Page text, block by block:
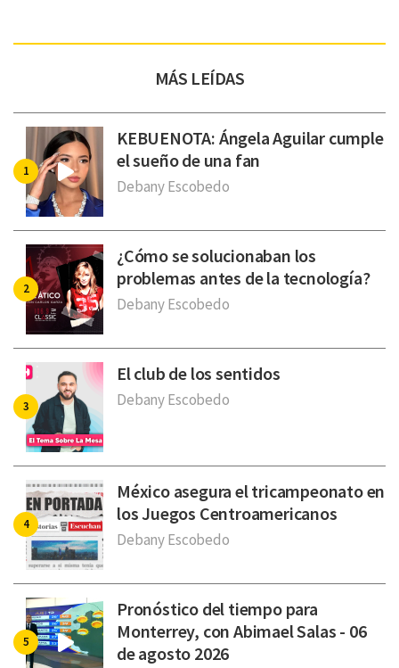
MÁS LEÍDAS
KEBUENOTA: Ángela Aguilar cumple
el sueño de una fan
Debany Escobedo
¿Cómo se solucionaban los
problemas antes de la tecnología?
Debany Escobedo
El club de los sentidos
Debany Escobedo
México asegura el tricampeonato en
los Juegos Centroamericanos
Debany Escobedo
Pronóstico del tiempo para
Monterrey, con Abimael Salas - 06
de agosto 2026